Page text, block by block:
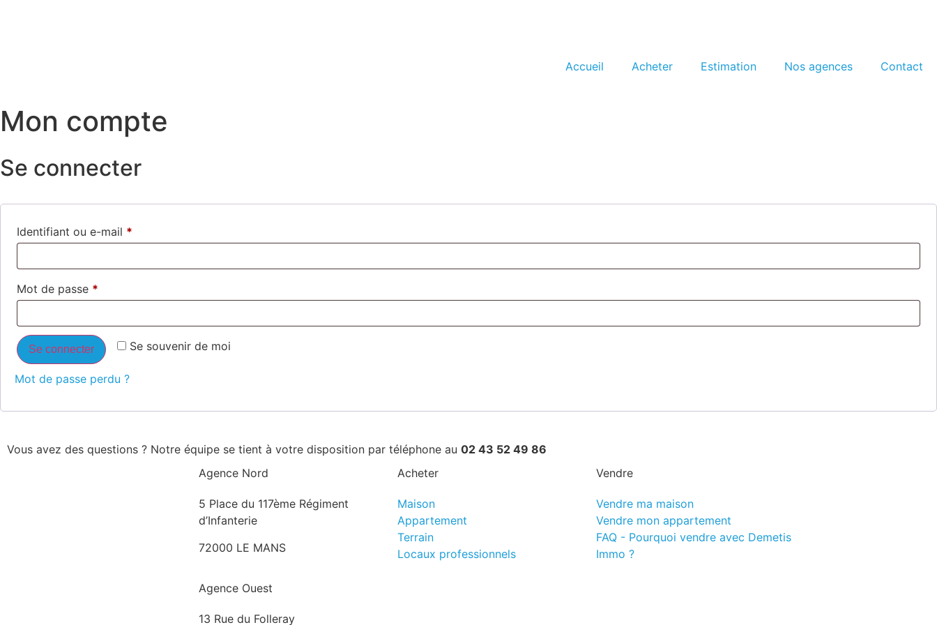
Accueil Acheter Estimation Nos agences Contact
Mon compte
Se connecter
Identifiant ou e-mail *
Mot de passe *
Se souvenir de moi
Se connecter
Mot de passe perdu ?
Vous avez des questions ? Notre équipe se tient à votre disposition par téléphone au 02 43 52 49 86
Agence Nord
5 Place du 117ème Régiment
d’Infanterie
72000 LE MANS
Agence Ouest
13 Rue du Folleray
Acheter
Maison
Appartement
Terrain
Locaux professionnels
Vendre
Vendre ma maison
Vendre mon appartement
FAQ - Pourquoi vendre avec Demetis
Immo ?